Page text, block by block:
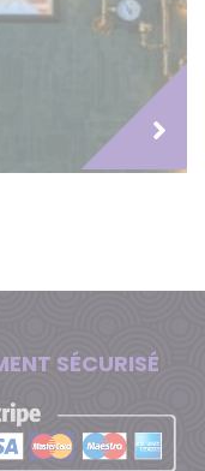
les adresses
et une
table VIP
VIP dansle
SÉCURISÉ